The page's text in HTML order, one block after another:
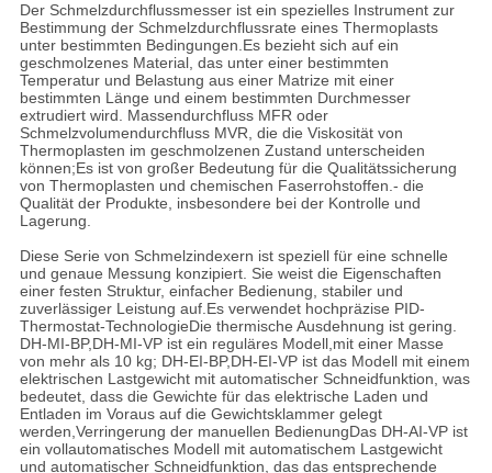
Der Schmelzdurchflussmesser ist ein spezielles Instrument zur
Bestimmung der Schmelzdurchflussrate eines Thermoplasts
unter bestimmten Bedingungen.Es bezieht sich auf ein
geschmolzenes Material, das unter einer bestimmten
Temperatur und Belastung aus einer Matrize mit einer
bestimmten Länge und einem bestimmten Durchmesser
extrudiert wird. Massendurchfluss MFR oder
Schmelzvolumendurchfluss MVR, die die Viskosität von
Thermoplasten im geschmolzenen Zustand unterscheiden
können;Es ist von großer Bedeutung für die Qualitätssicherung
von Thermoplasten und chemischen Faserrohstoffen.- die
Qualität der Produkte, insbesondere bei der Kontrolle und
Lagerung.
Diese Serie von Schmelzindexern ist speziell für eine schnelle
und genaue Messung konzipiert. Sie weist die Eigenschaften
einer festen Struktur, einfacher Bedienung, stabiler und
zuverlässiger Leistung auf.Es verwendet hochpräzise PID-
Thermostat-TechnologieDie thermische Ausdehnung ist gering.
DH-MI-BP,DH-MI-VP ist ein reguläres Modell,mit einer Masse
von mehr als 10 kg; DH-EI-BP,DH-EI-VP ist das Modell mit einem
elektrischen Lastgewicht mit automatischer Schneidfunktion, was
bedeutet, dass die Gewichte für das elektrische Laden und
Entladen im Voraus auf die Gewichtsklammer gelegt
werden,Verringerung der manuellen BedienungDas DH-AI-VP ist
ein vollautomatisches Modell mit automatischem Lastgewicht
und automatischer Schneidfunktion, das das entsprechende